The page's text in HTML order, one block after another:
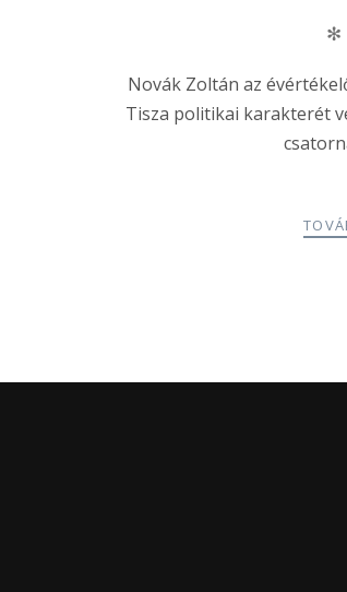
✻
Novák Zoltán az
Tisza politikai karakterét